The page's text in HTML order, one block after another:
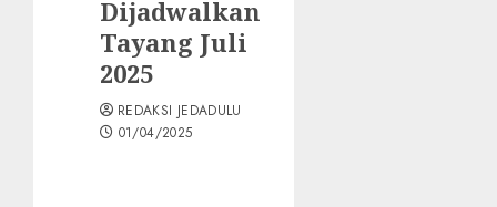
Dijadwalkan
Tayang Juli
2025
REDAKSI JEDADULU
01/04/2025